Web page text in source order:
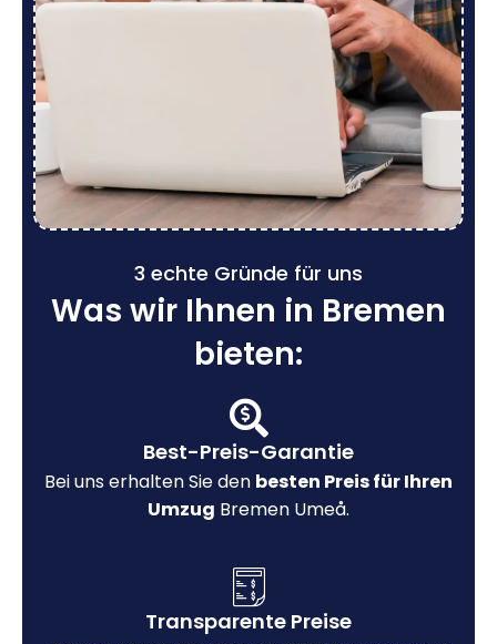
3 echte Gründe für uns
Was wir Ihnen in Bremen
bieten:
Best-Preis-Garantie
Bei uns erhalten Sie den besten Preis für Ihren
Umzug Bremen Umeå.
Transparente Preise